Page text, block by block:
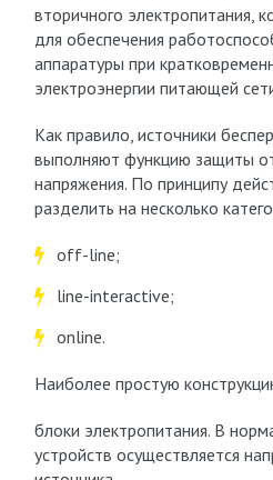
вторичного электропитания,
для обеспечения
аппаратуры при
электроэнергии питающей
Как правило, источники
выполняют функцию защиты
напряжения. По принципу
разделить на несколько
off-line;
line-interactive;
online.
Наиболее простую
блоки электропитания. В
устройств осуществляется